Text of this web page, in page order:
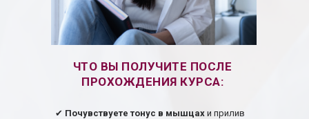
✔ Почувствуете тонус в мышцахи прилив
ЧТО ВЫ ПОЛУЧИТЕ ПОСЛЕ
ПРОХОЖДЕНИЯ КУРСА: